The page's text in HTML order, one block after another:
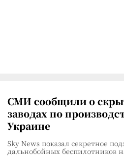
СМИ сообщили о
заводах по
Украине
Sky News показал секретное
дальнобойных беспилотников